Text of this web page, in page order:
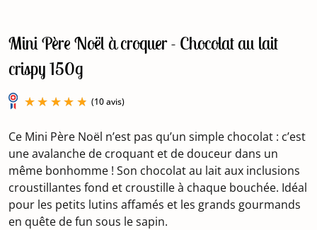
Mini Père Noël à croquer - Chocolat au lait
crispy 150g
(10 avis)
Ce Mini Père Noël n’est pas qu’un simple chocolat : c’est
une avalanche de croquant et de douceur dans un
même bonhomme ! Son chocolat au lait aux inclusions
croustillantes fond et croustille à chaque bouchée. Idéal
pour les petits lutins affamés et les grands gourmands
en quête de fun sous le sapin.